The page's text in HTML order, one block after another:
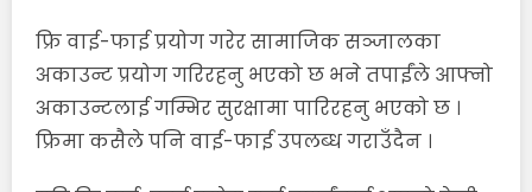
फ्रि वाई-फाई प्रयोग गरेर सामाजिक सञ्जालका
अकाउन्ट प्रयोग गरिरहनु भएको छ भने तपाईंले आफ्नो
अकाउन्टलाई गम्भिर सुरक्षामा पारिरहनु भएको छ ।
फ्रिमा कसैले पनि वाई-फाई उपलब्ध गराउँदैन ।